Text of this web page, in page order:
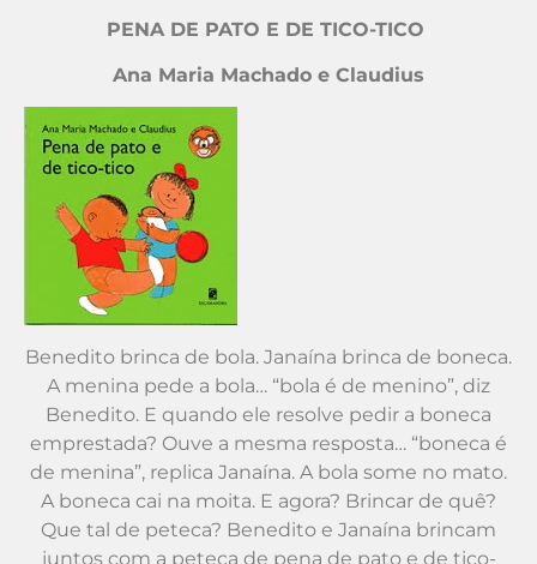
PENA DE PATO E DE TICO-TICO
Ana Maria Machado e Claudius
Benedito brinca de bola. Janaína brinca de boneca.
A menina pede a bola… “bola é de menino”, diz
Benedito. E quando ele resolve pedir a boneca
emprestada? Ouve a mesma resposta… “boneca é
de menina”, replica Janaína. A bola some no mato.
A boneca cai na moita. E agora? Brincar de quê?
Que tal de peteca? Benedito e Janaína brincam
juntos com a peteca de pena de pato e de tico-